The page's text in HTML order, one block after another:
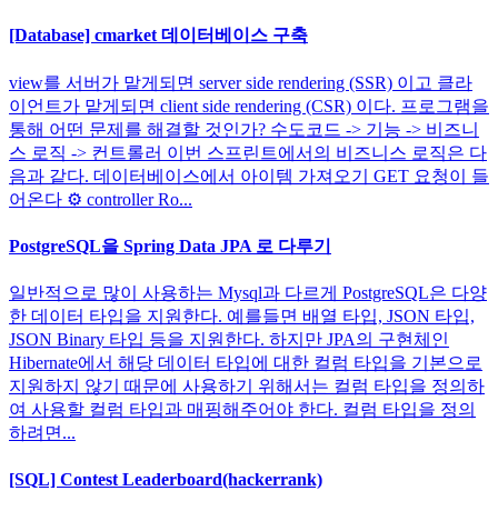
[Database] cmarket 데이터베이스 구축
view를 서버가 맡게되면 server side rendering (SSR) 이고 클라
이언트가 맡게되면 client side rendering (CSR) 이다. 프로그램을
통해 어떤 문제를 해결할 것인가? 수도코드 -> 기능 -> 비즈니
스 로직 -> 컨트롤러 이번 스프린트에서의 비즈니스 로직은 다
음과 같다. 데이터베이스에서 아이템 가져오기 GET 요청이 들
어온다 ⚙️ controller Ro...
PostgreSQL을 Spring Data JPA 로 다루기
일반적으로 많이 사용하는 Mysql과 다르게 PostgreSQL은 다양
한 데이터 타입을 지원한다. 예를들면 배열 타입, JSON 타입,
JSON Binary 타입 등을 지원한다. 하지만 JPA의 구현체인
Hibernate에서 해당 데이터 타입에 대한 컬럼 타입을 기본으로
지원하지 않기 때문에 사용하기 위해서는 컬럼 타입을 정의하
여 사용할 컬럼 타입과 매핑해주어야 한다. 컬럼 타입을 정의
하려면...
[SQL] Contest Leaderboard(hackerrank)